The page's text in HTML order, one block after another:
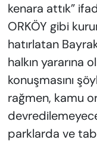
kenara attık”
ORKÖY gibi
hatırlatan
halkın yararına
konuşmasını
rağmen, kamu
parklarda ve